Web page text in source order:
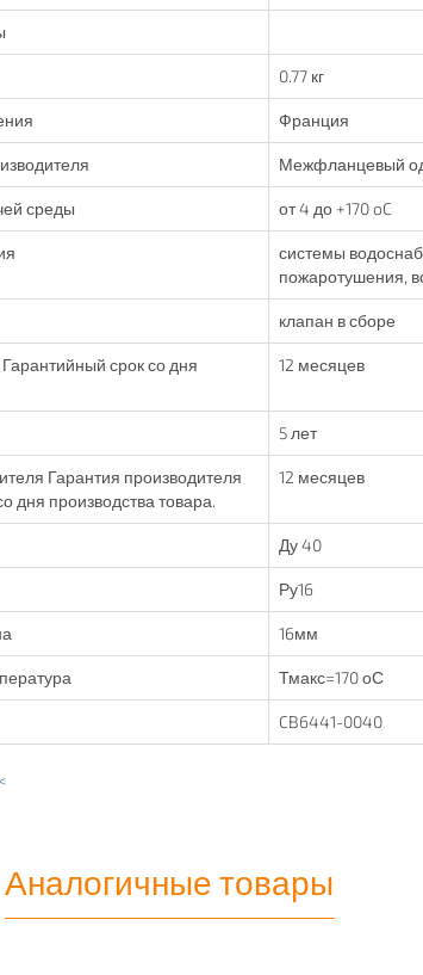
0.77 кг
Франция
Межфланцевый
среды от 4 до +170 oC
системы
пожаротушения,
клапан в сборе
срок со дня
12 месяцев
5 лет
Гарантия производителя
дня производства товара.
12 месяцев
Ду 40
Ру16
16мм
Тмакс=170 оС
CB6441-0040
Аналогичные товары